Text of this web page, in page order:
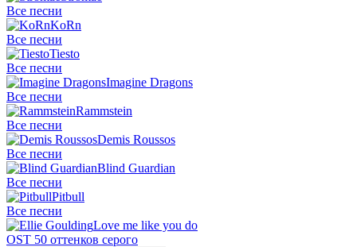
Все песни
KoRn
Все песни
Tiesto
Все песни
Imagine Dragons
Все песни
Rammstein
Все песни
Demis Roussos
Все песни
Blind Guardian
Все песни
Pitbull
Все песни
Love me like you do
OST 50 оттенков серого